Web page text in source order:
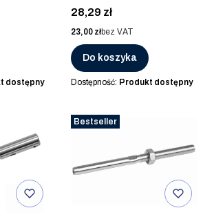
dostępny
Cena
28,29 zł
Cena
23,00 złbez VAT
Do koszyka
Dostępność: Produkt dostępny
Bestseller